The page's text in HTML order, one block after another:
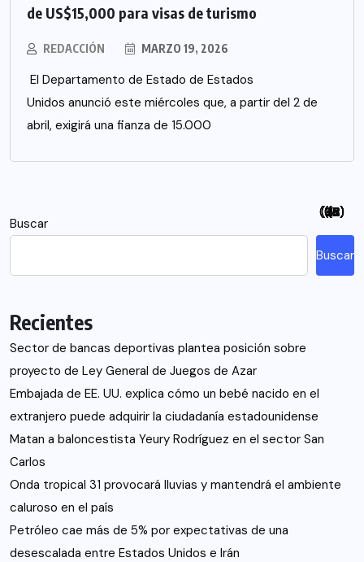
de US$15,000 para visas de turismo
REDACCIÓN MARZO 19, 2026
El Departamento de Estado de Estados
Unidos anunció este miércoles que, a partir del 2 de
abril, exigirá una fianza de 15.000
Buscar
Buscar
Recientes
Sector de bancas deportivas plantea posición sobre
proyecto de Ley General de Juegos de Azar
Embajada de EE. UU. explica cómo un bebé nacido en el
extranjero puede adquirir la ciudadanía estadounidense
Matan a baloncestista Yeury Rodríguez en el sector San
Carlos
Onda tropical 31 provocará lluvias y mantendrá el ambiente
caluroso en el país
Petróleo cae más de 5% por expectativas de una
desescalada entre Estados Unidos e Irán
(5)
(26)
(21)
(12)
(7)
(94)
(48)
(115)
(26)
(18)
(2)
(6)